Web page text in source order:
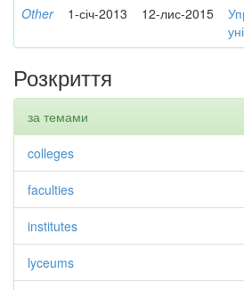
Other 1-січ-2013 12-лис-2015
Розкриття
за темами
colleges
faculties
institutes
lyceums